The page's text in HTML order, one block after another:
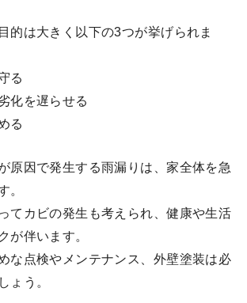
的は大きく以下の3つが挙げられま
る
化を遅らせる
る
原因で発生する雨漏りは、家全体を急
。
てカビの発生も考えられ、健康や生活
が伴います。
な点検やメンテナンス、外壁塗装は必
ょう。